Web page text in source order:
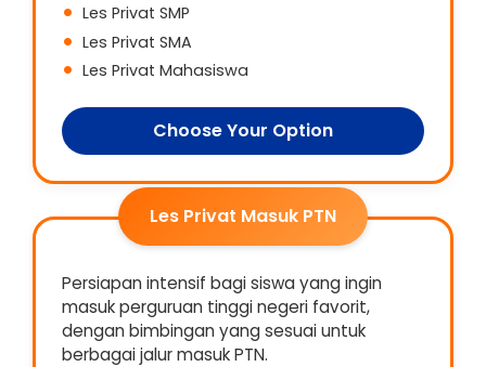
Les Privat SMP
Les Privat SMA
Les Privat Mahasiswa
Choose Your Option
Les Privat Masuk PTN
Persiapan intensif bagi siswa yang ingin
masuk perguruan tinggi negeri favorit,
dengan bimbingan yang sesuai untuk
berbagai jalur masuk PTN.